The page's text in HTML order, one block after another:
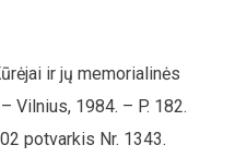
ir jų memorialinės
Vilnius, 1984. – P. 182.
potvarkis Nr. 1343.